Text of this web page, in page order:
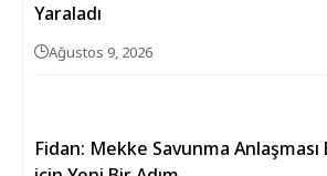
Yaraladı
Ağustos 9, 2026
Fidan: Mekke Savunma